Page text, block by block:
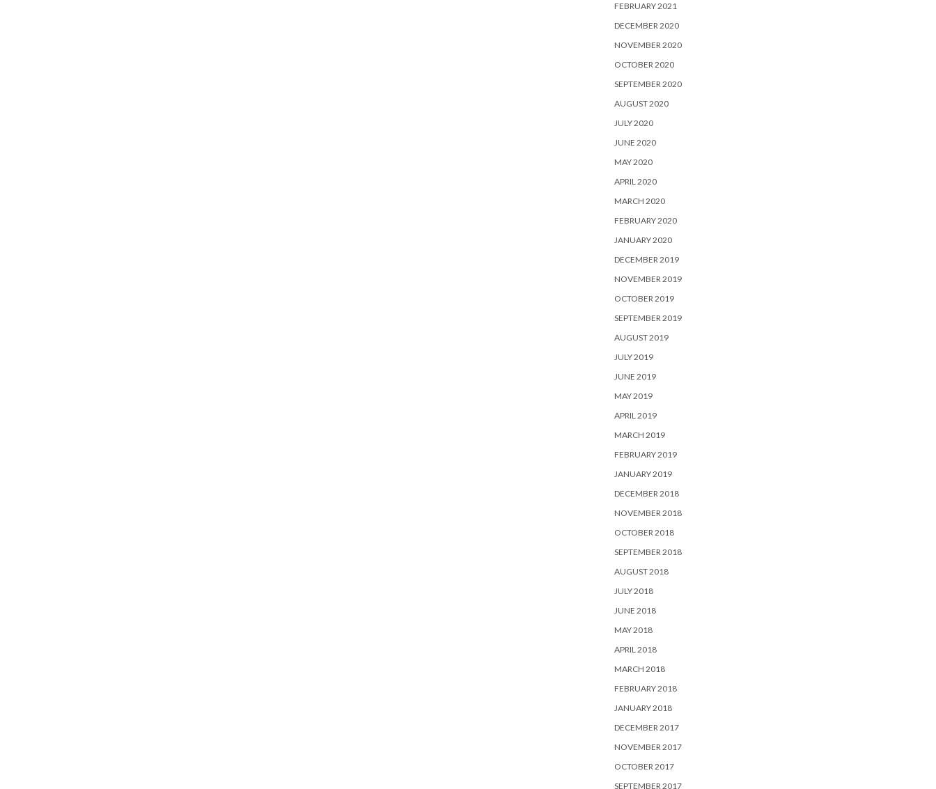
FEBRUARY 2021
DECEMBER 2020
NOVEMBER 2020
OCTOBER 2020
SEPTEMBER 2020
AUGUST 2020
JULY 2020
JUNE 2020
MAY 2020
APRIL 2020
MARCH 2020
FEBRUARY 2020
JANUARY 2020
DECEMBER 2019
NOVEMBER 2019
OCTOBER 2019
SEPTEMBER 2019
AUGUST 2019
JULY 2019
JUNE 2019
MAY 2019
APRIL 2019
MARCH 2019
FEBRUARY 2019
JANUARY 2019
DECEMBER 2018
NOVEMBER 2018
OCTOBER 2018
SEPTEMBER 2018
AUGUST 2018
JULY 2018
JUNE 2018
MAY 2018
APRIL 2018
MARCH 2018
FEBRUARY 2018
JANUARY 2018
DECEMBER 2017
NOVEMBER 2017
OCTOBER 2017
SEPTEMBER 2017